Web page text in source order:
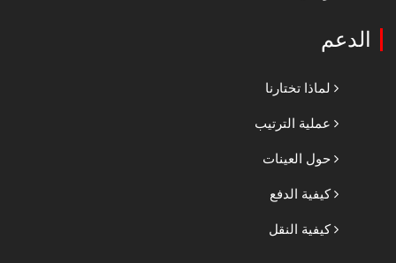
الدعم
لماذا تختارنا
عملية الترتيب
حول العينات
كيفية الدفع
كيفية النقل